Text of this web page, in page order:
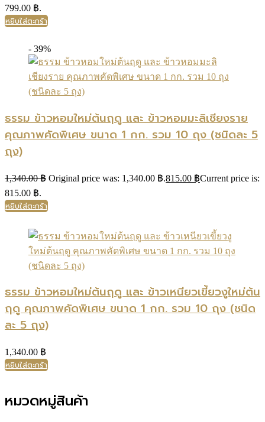
799.00 ฿.
หยิบใส่ตะกร้า
- 39%
ธรรม ข้าวหอมใหม่ต้นฤดู และ ข้าวหอมมะลิเชียงราย
คุณภาพคัดพิเศษ ขนาด 1 กก. รวม 10 ถุง (ชนิดละ 5
ถุง)
1,340.00฿ Original price was: 1,340.00 ฿.815.00 ฿Current price is:
815.00 ฿.
หยิบใส่ตะกร้า
ธรรม ข้าวหอมใหม่ต้นฤดู และ ข้าวเหนียวเขี้ยวงูใหม่ต้น
ฤดู คุณภาพคัดพิเศษ ขนาด 1 กก. รวม 10 ถุง (ชนิด
ละ 5 ถุง)
1,340.00 ฿
หยิบใส่ตะกร้า
หมวดหมู่สินค้า